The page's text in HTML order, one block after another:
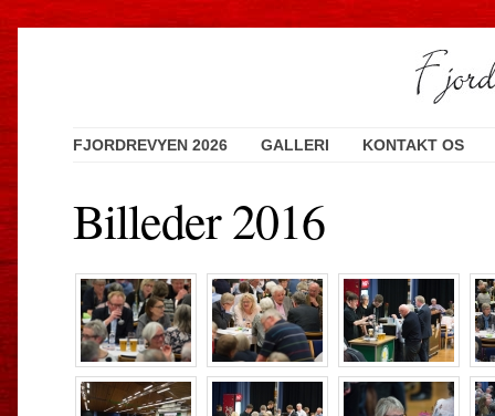
FJORDREVYEN 2026 GALLERI KONTAKT OS
Billeder 2016